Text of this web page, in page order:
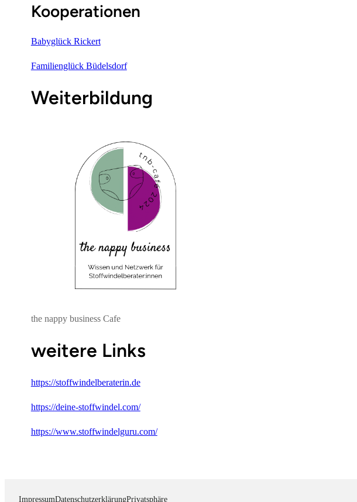
Kooperationen
Babyglück Rickert
Familienglück Büdelsdorf
Weiterbildung
the nappy business Cafe
weitere Links
https://stoffwindelberaterin.de
https://deine-stoffwindel.com/
https://www.stoffwindelguru.com/
ImpressumDatenschutzerklärungPrivatsphäre